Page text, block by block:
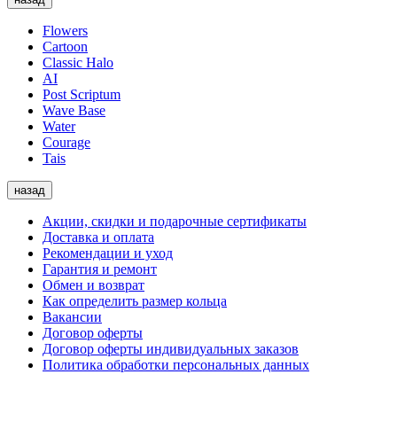
Flowers
Cartoon
Classic Halo
AI
Post Scriptum
Wave Base
Water
Courage
Tais
назад
Акции, скидки и подарочные сертификаты
Доставка и оплата
Рекомендации и уход
Гарантия и ремонт
Обмен и возврат
Как определить размер кольца
Вакансии
Договор оферты
Договор оферты индивидуальных заказов
Политика обработки персональных данных